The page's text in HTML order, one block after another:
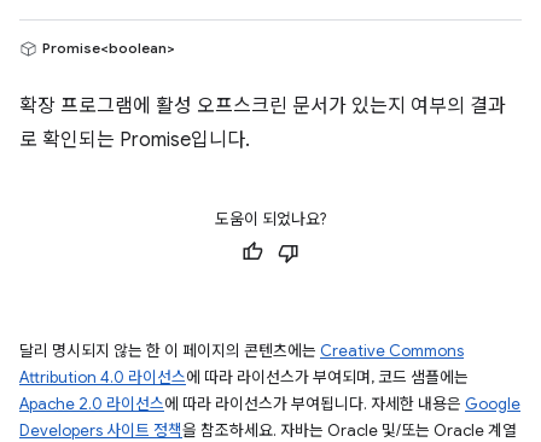
Promise<boolean>
확장 프로그램에 활성 오프스크린 문서가 있는지 여부의 결과
로 확인되는 Promise입니다.
도움이 되었나요?
달리 명시되지 않는 한 이 페이지의 콘텐츠에는 Creative Commons
Attribution 4.0 라이선스에 따라 라이선스가 부여되며, 코드 샘플에는
Apache 2.0 라이선스에 따라 라이선스가 부여됩니다. 자세한 내용은 Google
Developers 사이트 정책을 참조하세요. 자바는 Oracle 및/또는 Oracle 계열